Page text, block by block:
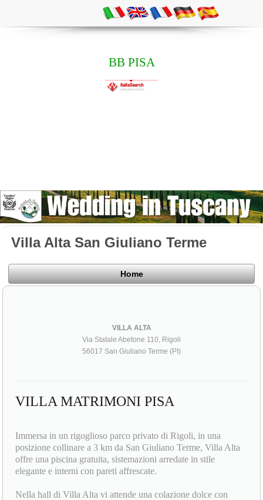
BB PISA
Villa Alta San Giuliano Terme
Home
VILLA ALTA
Via Statale Abetone 110, Rigoli
56017 San Giuliano Terme (PI)
VILLA MATRIMONI PISA
Immersa in un rigoglioso parco privato di Rigoli, in una
posizione collinare a 3 km da San Giuliano Terme, Villa Alta
offre una piscina gratuita, sistemazioni arredate in stile
elegante e interni con pareti affrescate.
Nella hall di Villa Alta vi attende una colazione dolce con